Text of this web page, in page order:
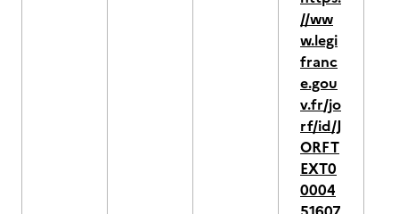
//ww
w.legi
franc
e.gou
v.fr/jo
rf/id/J
ORFT
EXT0
0004